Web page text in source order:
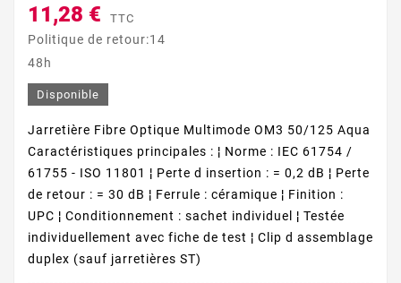
11,28 € TTC
Politique de retour:14
48h
Disponible
Jarretière Fibre Optique Multimode OM3 50/125 Aqua
Caractéristiques principales : ¦ Norme : IEC 61754 /
61755 - ISO 11801 ¦ Perte d insertion : = 0,2 dB ¦ Perte
de retour : = 30 dB ¦ Ferrule : céramique ¦ Finition :
UPC ¦ Conditionnement : sachet individuel ¦ Testée
individuellement avec fiche de test ¦ Clip d assemblage
duplex (sauf jarretières ST)